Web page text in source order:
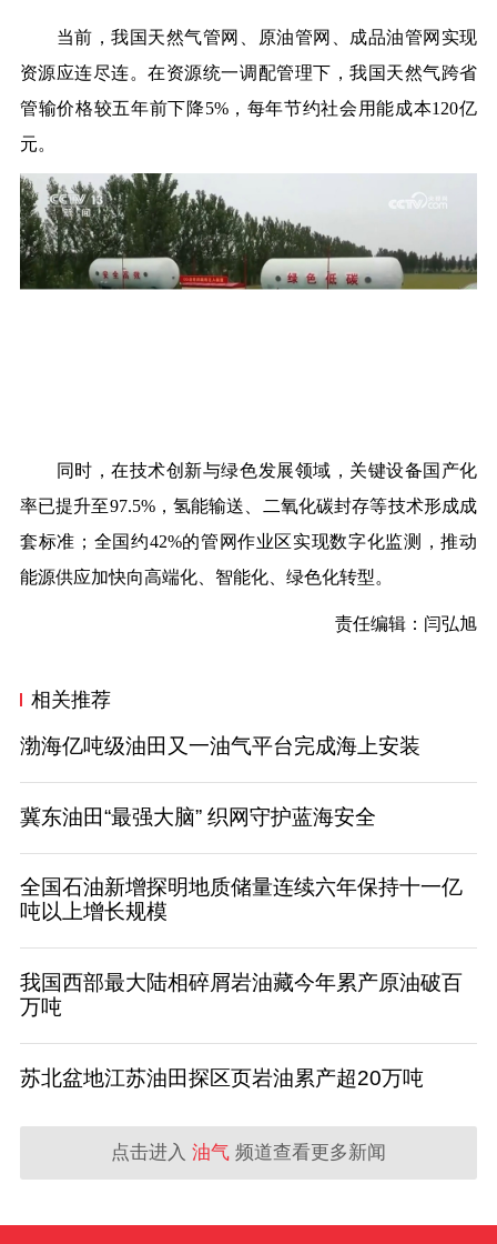
当前，我国天然气管网、原油管网、成品油管网实现
资源应连尽连。在资源统一调配管理下，我国天然气跨省
管输价格较五年前下降5%，每年节约社会用能成本120亿
元。
同时，在技术创新与绿色发展领域，关键设备国产化
率已提升至97.5%，氢能输送、二氧化碳封存等技术形成成
套标准；全国约42%的管网作业区实现数字化监测，推动
能源供应加快向高端化、智能化、绿色化转型。
责任编辑：闫弘旭
相关推荐
渤海亿吨级油田又一油气平台完成海上安装
冀东油田“最强大脑” 织网守护蓝海安全
全国石油新增探明地质储量连续六年保持十一亿
吨以上增长规模
我国西部最大陆相碎屑岩油藏今年累产原油破百
万吨
苏北盆地江苏油田探区页岩油累产超20万吨
点击进入 油气 频道查看更多新闻